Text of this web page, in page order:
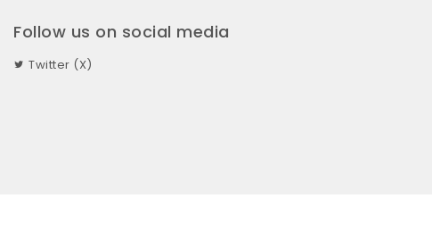
Follow us on social media
Twitter (X)